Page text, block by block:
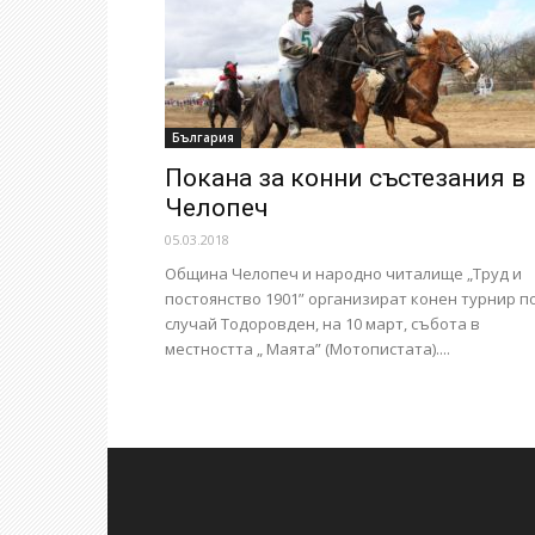
България
Покана за конни състезания в
Челопеч
05.03.2018
Община Челопеч и народно читалище „Труд и
постоянство 1901” организират конен турнир
случай Тодоровден, на 10 март, събота в
местността „ Маята” (Мотопистата)....